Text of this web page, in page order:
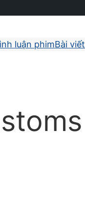
luận phimBài viết